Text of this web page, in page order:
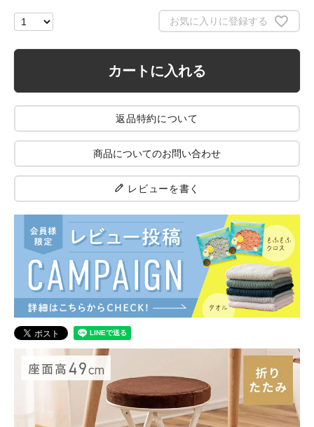
お気に入りに登録する
カートに入れる
返品特約について
商品についてのお問い合わせ
レビューを書く